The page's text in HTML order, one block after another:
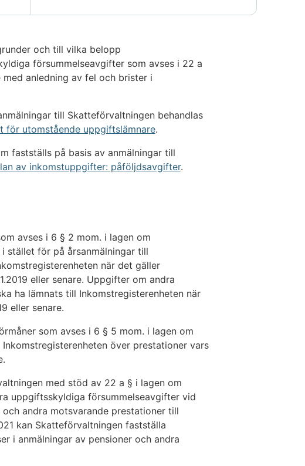
och till vilka belopp
försummelseavgifter som avses i 22 a
anledning av fel och brister i
till Skatteförvaltningen behandlas
för utomstående uppgiftslämnare.
fastställs på basis av anmälningar till
av inkomstuppgifter: påföljdsavgifter.
avses i 6 § 2 mom. i lagen om
stället för på årsanmälningar till
när det gäller
eller senare. Uppgifter om andra
ha lämnats till Inkomstregisterenheten när
eller senare.
som avses i 6 § 5 mom. i lagen om
över prestationer vars
med stöd av 22 a § i lagen om
uppgiftsskyldiga försummelseavgifter vid
andra motsvarande prestationer till
kan Skatteförvaltningen fastställa
i anmälningar av pensioner och andra